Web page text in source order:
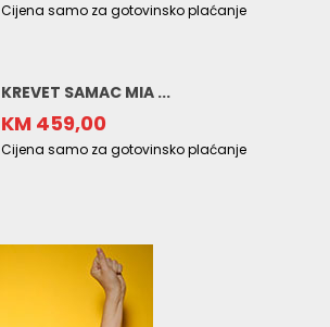
Cijena samo za gotovinsko plaćanje
KREVET SAMAC MIA ...
KM 459,00
Cijena samo za gotovinsko plaćanje